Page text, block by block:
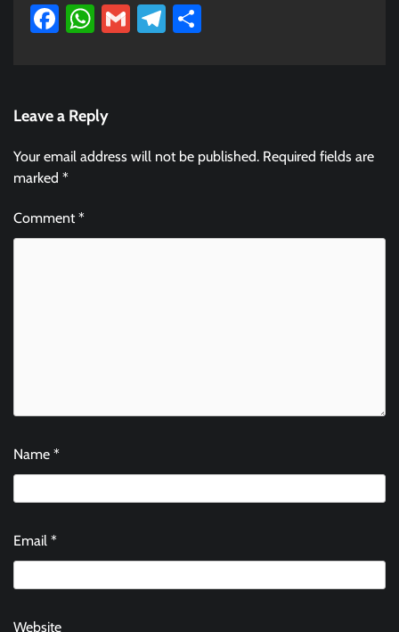
Facebook
WhatsApp
GmailTelegram
Leave a Reply
Your email address will not be published. Required fields are
marked *
Comment*
Name *
Email *
Website